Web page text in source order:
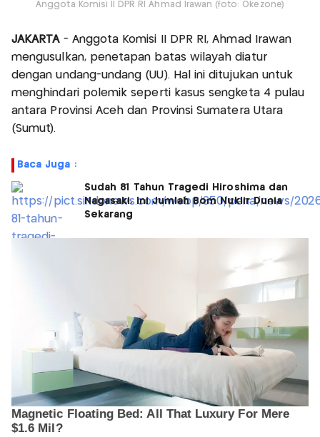
Anggota Komisi II DPR RI Ahmad Irawan (foto: Okezone)
JAKARTA- Anggota Komisi II DPR RI, Ahmad Irawan
mengusulkan, penetapan batas wilayah diatur
dengan undang-undang (UU). Hal ini ditujukan untuk
menghindari polemik seperti kasus sengketa 4 pulau
antara Provinsi Aceh dan Provinsi Sumatera Utara
(Sumut).
Baca Juga :
Sudah 81 Tahun Tragedi Hiroshima dan
Nagasaki, Ini Jumlah Bom Nuklir Dunia
Sekarang